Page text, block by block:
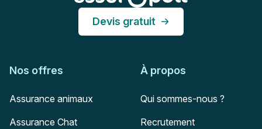
Devis gratuit
Nos offres
Assurance animaux
Assurance Chat
À propos
Qui sommes-nous ?
Recrutement